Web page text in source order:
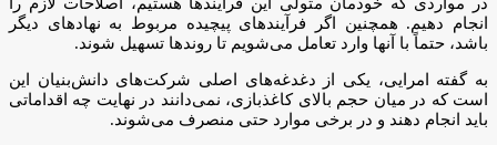
انجام دهیم. همچنین اگر فرآیند‌های پیچیده مربوط به نهاد‌های دیگر
باشد، حتماً با آنها وارد تعامل می‌شویم تا روند‌ها تسهیل شوند.
به گفته امرایی، یکی از دغدغه‌های اصلی شرکت‌های دانش‌بنیان این
است که در میان حجم بالای کاغذبازی، نمی‌دانند در نهایت چه اقداماتی
باید انجام دهند و در برخی موارد حتی منصرف می‌شوند.